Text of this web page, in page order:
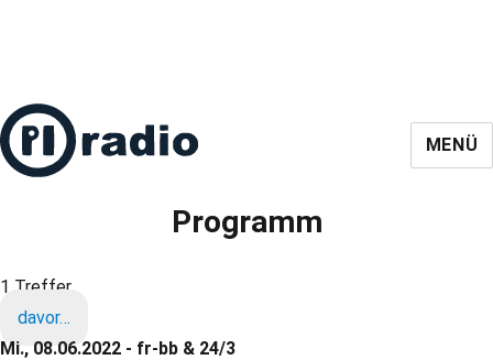
MENÜ
Programm
1 Treffer
davor…
Mi., 08.06.2022 - fr-bb & 24/3